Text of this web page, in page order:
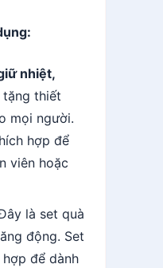
nhiệt,
thiết
mọi người.
hợp để
viên hoặc
là set quà
động. Set
để dành